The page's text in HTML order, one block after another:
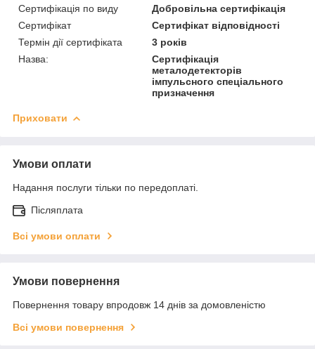
Сертифікація по виду
Добровільна сертифікація
Сертифікат
Сертифікат відповідності
Термін дії сертифіката
3 років
Назва:
Сертифікація
металодетекторів
імпульсного спеціального
призначення
Приховати
Умови оплати
Надання послуги тільки по передоплаті.
Післяплата
Всі умови оплати
Умови повернення
Повернення товару впродовж 14 днів за домовленістю
Всі умови повернення